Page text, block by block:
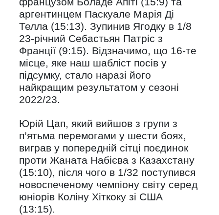
аргентинцем Паскуале Марія Ді
Телла (15:13). Зупинив Ягодку в 1/8
23-річний Себастьян Патріс з
Франції (9:15). Відзначимо, що 16-те
місце, яке наш шабліст посів у
підсумку, стало наразі його
найкращим результатом у сезоні
2022/23.
Юрій Цап, який вийшов з групи з
п’ятьма перемогами у шести боях,
виграв у попередній сітці поєдинок
проти Жаната Набієва з Казахстану
(15:10), після чого в 1/32 поступився
новоспеченому чемпіону світу серед
юніорів Коліну Хіткоку зі США
(13:15).